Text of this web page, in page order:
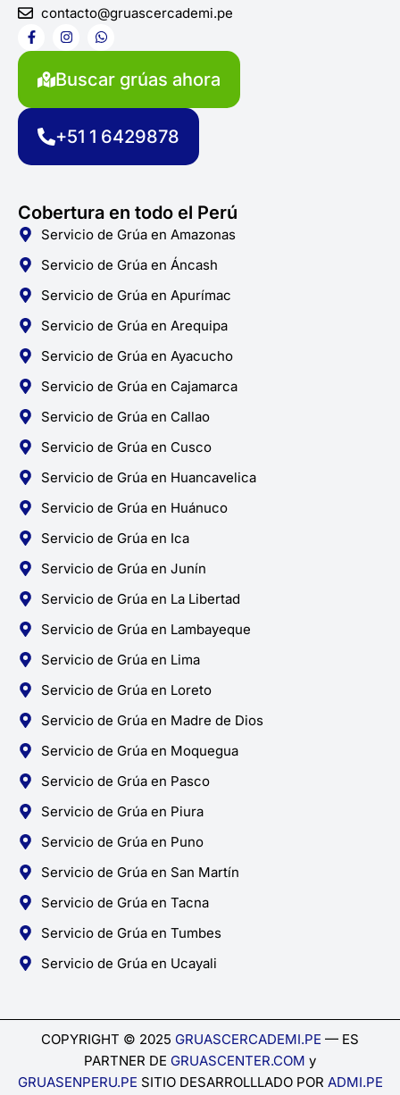
contacto@gruascercademi.pe
F
a
c
b
o
I
n
s
t
a
r
m
W
h
a
s
p
Buscar grúas ahora
+51 1 6429878
Cobertura en todo el Perú
Servicio de Grúa en Amazonas
Servicio de Grúa en Áncash
Servicio de Grúa en Apurímac
Servicio de Grúa en Arequipa
Servicio de Grúa en Ayacucho
Servicio de Grúa en Cajamarca
Servicio de Grúa en Callao
Servicio de Grúa en Cusco
Servicio de Grúa en Huancavelica
Servicio de Grúa en Huánuco
Servicio de Grúa en Ica
Servicio de Grúa en Junín
Servicio de Grúa en La Libertad
Servicio de Grúa en Lambayeque
Servicio de Grúa en Lima
Servicio de Grúa en Loreto
Servicio de Grúa en Madre de Dios
Servicio de Grúa en Moquegua
Servicio de Grúa en Pasco
Servicio de Grúa en Piura
Servicio de Grúa en Puno
Servicio de Grúa en San Martín
Servicio de Grúa en Tacna
Servicio de Grúa en Tumbes
Servicio de Grúa en Ucayali
COPYRIGHT © 2025 GRUASCERCADEMI.PE — ES
PARTNER DE GRUASCENTER.COM y
GRUASENPERU.PE SITIO DESARROLLLADO POR ADMI.PE